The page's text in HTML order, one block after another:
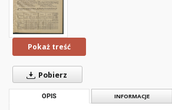
Pokaż treść
Pobierz
OPIS INFORMACJE